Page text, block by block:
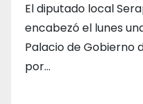
El diputado local
encabezó el lunes
Palacio de Gobierno
por…